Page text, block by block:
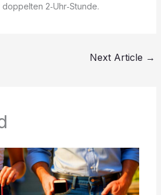
2‑Uhr‑Stunde.
Next Article →